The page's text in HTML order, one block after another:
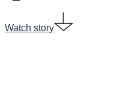
Watch story